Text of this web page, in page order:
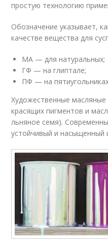
простую технологию
Обозначение указывает,
качестве вещества для
МА — для натуральных;
ГФ — на глиптале;
ПФ — на
Художественные масляные
красящих пигментов и
льняное семя).
устойчивый и насыщенный